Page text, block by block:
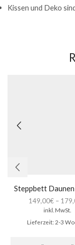
Kissen und Deko
Steppbett Daunen
149,00€ –
inkl. MwSt.
Lieferzeit: 2-3